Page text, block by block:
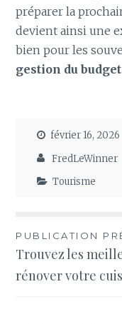
préparer la
devient ainsi une
bien pour les
gestion du
février 16, 2026
FredLeWinner
Tourisme
Navigation
de
PUBLICATION
Trouvez les
rénover votre